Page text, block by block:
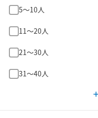
5〜10人
11〜20人
21〜30人
31〜40人